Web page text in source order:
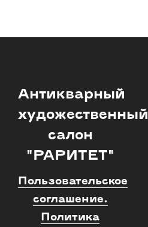
Антикварный
художественный
салон
"РАРИТЕТ"
Пользовательское
соглашение.
Политика